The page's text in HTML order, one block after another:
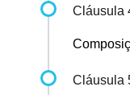
Cláusula
Cláusula